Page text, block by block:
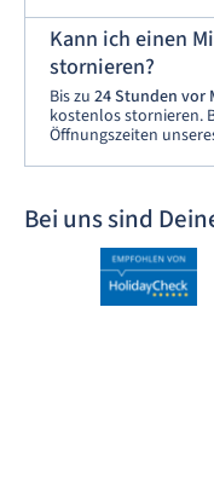
Kann ich einen
stornieren?
Bis zu 24 Stunden vor
kostenlos stornieren.
Öffnungszeiten
Bei uns sind